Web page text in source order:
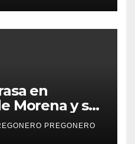
en
Morena y se
gubernatura
2027
PREGONERO